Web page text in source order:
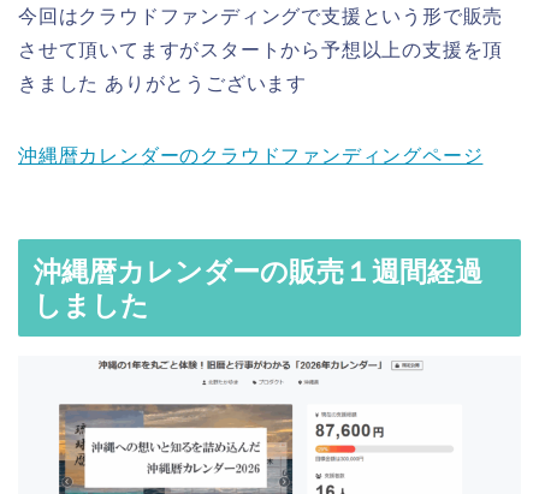
今回はクラウドファンディングで支援という形で販売
させて頂いてますがスタートから予想以上の支援を頂
きました ありがとうございます
沖縄暦カレンダーのクラウドファンディングページ
沖縄暦カレンダーの販売１週間経過
しました